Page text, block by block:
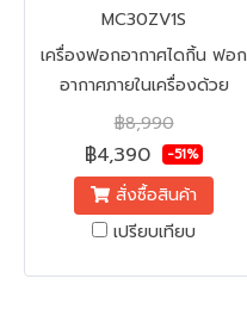
MC30ZV1S
เครื่องฟอกอากาศไดกิ้น ฟอก
อากาศภายในเครื่องด้วย
Streamer ยับยั้งเชื้อไวรัส
แบคทีเรีย สารก่อภูมิแพ้ และ
กลิ่น พร้อมฟิลเตอร์ HEPA
แบบไฟฟ้าสถิต ยับยั้งฝุ่นขนาด
เล็ก ครอบคลุมพื้นที่ 23 ตาราง
฿8,990
฿4,390 -51%
สั่งซื้อสินค้า
เปรียบเทียบ